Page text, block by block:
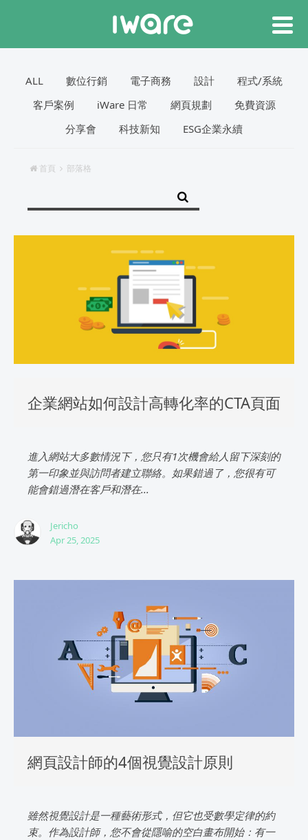
ALL 數位行銷 電子商務 設計
程式/系統
客戶案例
iWare 日常 網頁規劃
免費資源
分享會
科技新知 ESG企業永續
首頁 部落格
企業網站如何設計高轉化率的CTA頁面
進入網站大多數情況下，您只有1次機會給人留下深刻的
第一印象並與訪問者建立聯絡。如果錯過了，您很有可
能會錯過潛在客戶和潛在...
Jericho
Apr 25, 2025
網頁設計師的4個視覺設計原則
雖然視覺設計是一種藝術形式，但它也受數學定律的約
束。作為設計師，您不會從隱喻的空白畫布開始：有一